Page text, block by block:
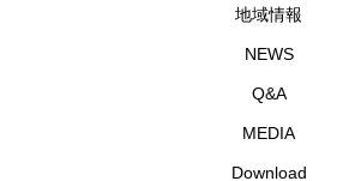
地域情報
NEWS
Q&A
MEDIA
Download